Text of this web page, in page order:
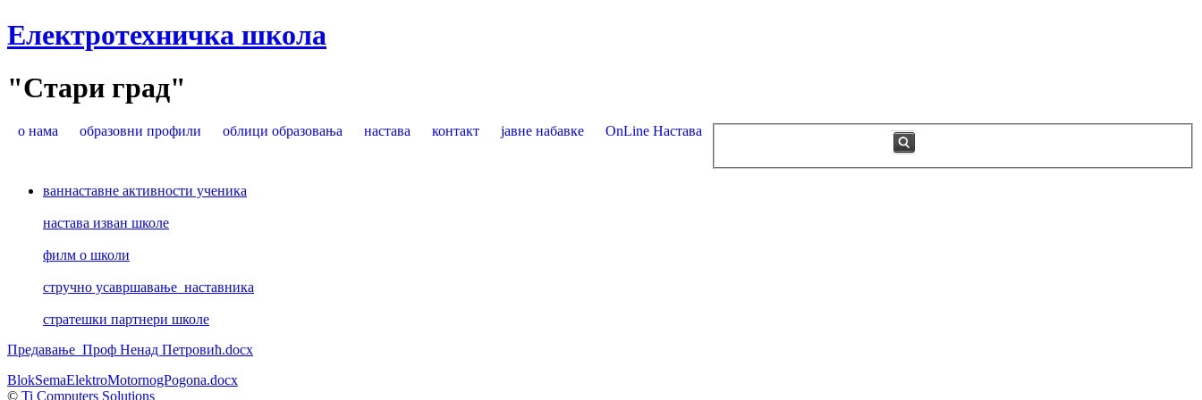
Електротехничка школа
"Стари град"
о нама образовни профили облици образовања настава контакт јавне набавке OnLine Настава
ваннаставне активности ученика
настава изван школе
филм о школи
стручно усавршавање наставника
стратешки партнери школе
Предавање_Проф Ненад Петровић.docx
BlokSemaElektroMotornogPogona.docx
© Ti Computers Solutions